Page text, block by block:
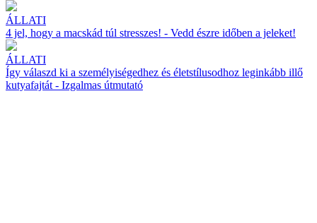
ÁLLATI
4 jel, hogy a macskád túl stresszes! - Vedd észre időben a jeleket!
ÁLLATI
Így válaszd ki a személyiségedhez és életstílusodhoz leginkább illő
kutyafajtát - Izgalmas útmutató